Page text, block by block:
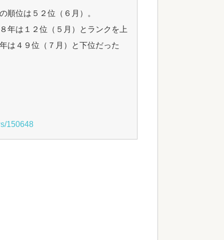
順位は５２位（６月）。
年は１２位（５月）とランクを上
は４９位（７月）と下位だった
150648